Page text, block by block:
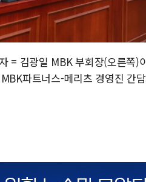
= 김광일 MBK 부회장(오른쪽)
파트너스-메리츠 경영진 간